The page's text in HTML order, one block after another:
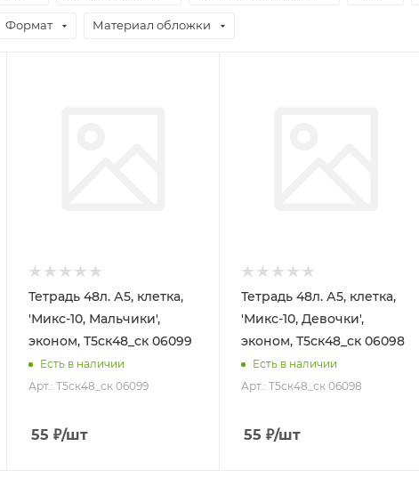
Формат Материал обложки
Тетрадь 48л. А5, клетка,
'Микс-10, Мальчики',
эконом, Т5ск48_ск 06099
Есть в наличии
Арт.: Т5ск48_ск 06099
55 ₽/шт
Тетрадь 48л. А5, клетка,
'Микс-10, Девочки',
эконом, Т5ск48_ск 06098
Есть в наличии
Арт.: Т5ск48_ск 06098
55 ₽/шт